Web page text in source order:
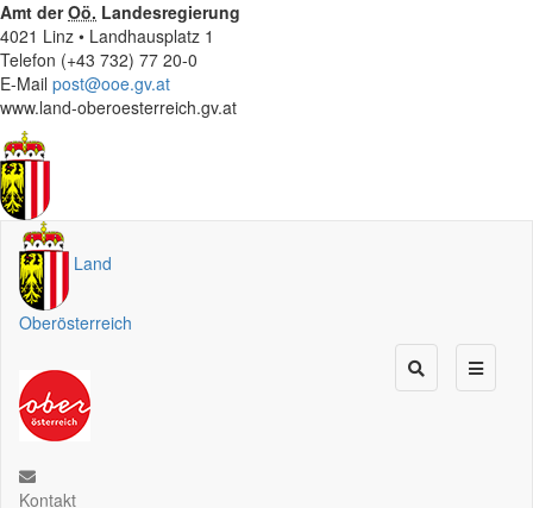
Amt derOö. Landesregierung
4021 Linz • Landhausplatz 1
Telefon (+43 732) 77 20-0
E-Mail post@ooe.gv.at
www.land-oberoesterreich.gv.at
Land
Oberösterreich
Kontakt